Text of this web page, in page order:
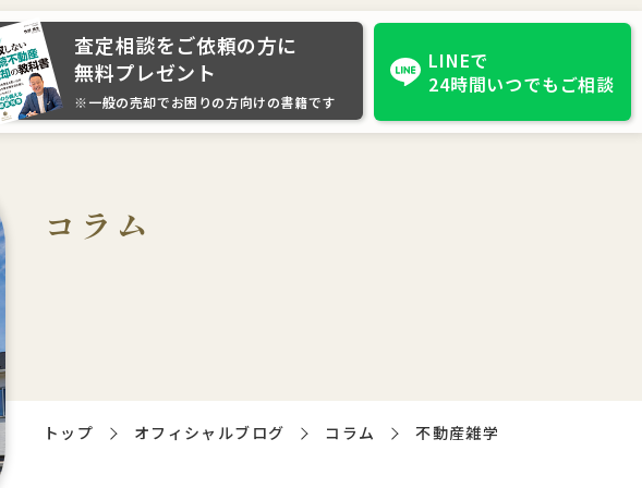
査定相談をご依頼の方に
無料プレゼント
※一般の売却でお困りの方向けの書籍です
LINEで
24時間いつでもご相談
コラム
トップ オフィシャルブログ コラム 不動産雑学